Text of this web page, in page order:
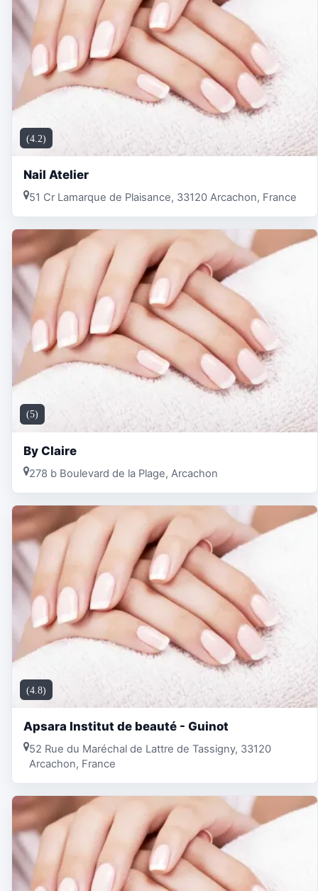
(4.2)
Nail Atelier
51 Cr Lamarque de Plaisance, 33120 Arcachon, France
(5)
By Claire
278 b Boulevard de la Plage, Arcachon
(4.8)
Apsara Institut de beauté - Guinot
52 Rue du Maréchal de Lattre de Tassigny, 33120
Arcachon, France